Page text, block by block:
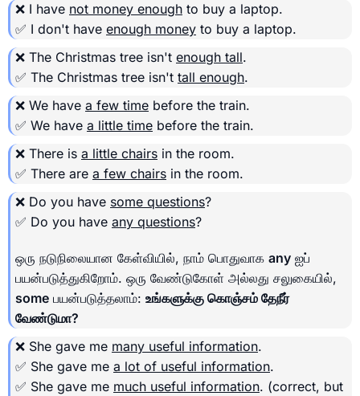
❌ I have not money enough to buy a laptop.
✅ I don't have enough money to buy a laptop.
❌ The Christmas tree isn't enough tall.
✅ The Christmas tree isn't tall enough.
❌ We have a few time before the train.
✅ We have a little time before the train.
❌ There is a little chairs in the room.
✅ There are a few chairs in the room.
❌ Do you have some questions?
✅ Do you have any questions?
ஒரு நடுநிலையான கேள்வியில், நாம் பொதுவாக any ஐப்
பயன்படுத்துகிறோம். ஒரு வேண்டுகோள் அல்லது சலுகையில்,
some பயன்படுத்தலாம்: உங்களுக்கு கொஞ்சம் தேநீர்
வேண்டுமா?
❌ She gave me many useful information.
✅ She gave me a lot of useful information.
✅ She gave me much useful information. (correct, but